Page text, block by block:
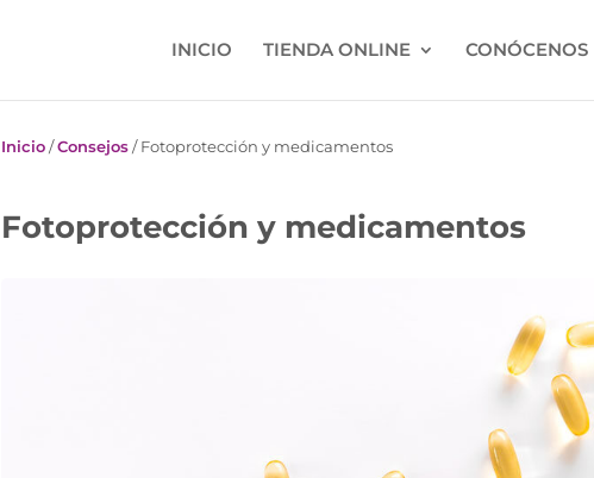
INICIO TIENDA ONLINE CONÓCENOS
Inicio/Consejos/Fotoprotección y medicamentos
Fotoprotección y medicamentos